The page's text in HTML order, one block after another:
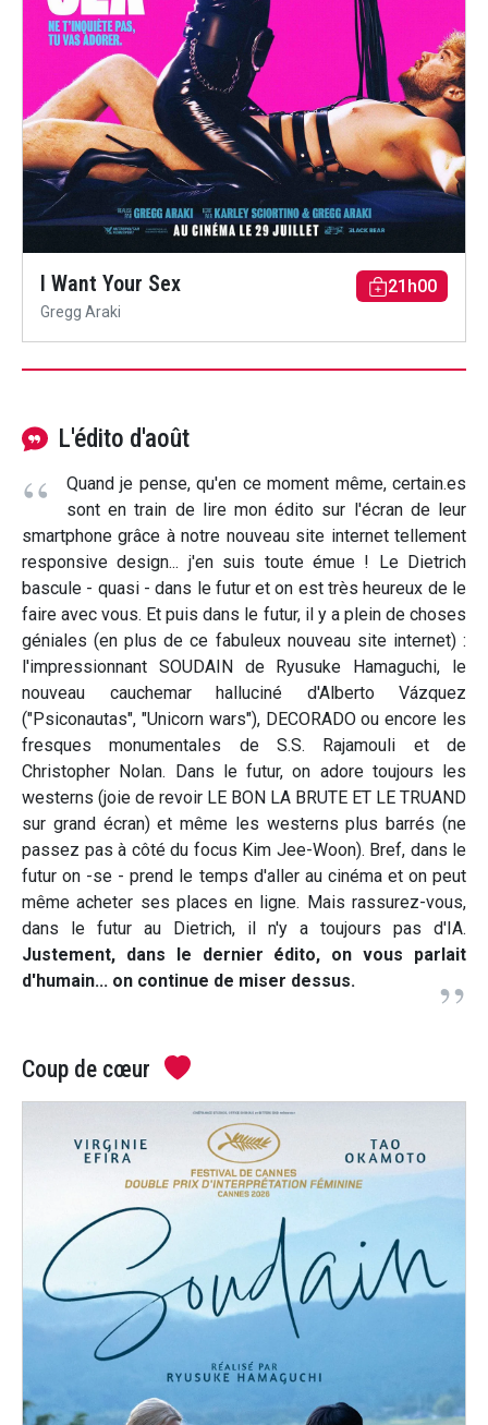
I Want Your Sex
Gregg Araki
21h00
L'édito d'août
Quand je pense, qu'en ce moment même, certain.es
sont en train de lire mon édito sur l'écran de leur
smartphone grâce à notre nouveau site internet tellement
responsive design... j'en suis toute émue ! Le Dietrich
bascule - quasi - dans le futur et on est très heureux de le
faire avec vous. Et puis dans le futur, il y a plein de choses
géniales (en plus de ce fabuleux nouveau site internet) :
l'impressionnant SOUDAIN de Ryusuke Hamaguchi, le
nouveau cauchemar halluciné d'Alberto Vázquez
("Psiconautas", "Unicorn wars"), DECORADO ou encore les
fresques monumentales de S.S. Rajamouli et de
Christopher Nolan. Dans le futur, on adore toujours les
westerns (joie de revoir LE BON LA BRUTE ET LE TRUAND
sur grand écran) et même les westerns plus barrés (ne
passez pas à côté du focus Kim Jee-Woon). Bref, dans le
futur on -se - prend le temps d'aller au cinéma et on peut
même acheter ses places en ligne. Mais rassurez-vous,
dans le futur au Dietrich, il n'y a toujours pas d'IA.
Justement, dans le dernier édito, on vous parlait
d'humain... on continue de miser dessus.
Coup de cœur